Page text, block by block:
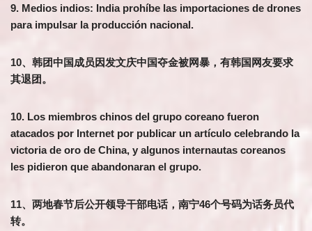
9. Medios indios: India prohíbe las importaciones de drones
para impulsar la producción nacional.
10、韩团中国成员因发文庆中国夺金被网暴，有韩国网友要求
其退团。
10. Los miembros chinos del grupo coreano fueron
atacados por Internet por publicar un artículo celebrando la
victoria de oro de China, y algunos internautas coreanos
les pidieron que abandonaran el grupo.
11、两地春节后公开领导干部电话，南宁46个号码为话务员代
转。